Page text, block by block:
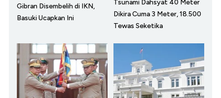
Gibran Disembelih di IKN,
Basuki Ucapkan Ini
Tsunami Dahsyat 40 Meter
Dikira Cuma 3 Meter, 18.500
Tewas Seketika